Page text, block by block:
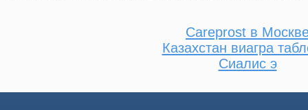
Careprost в
Казахстан виагра
Сиалис э